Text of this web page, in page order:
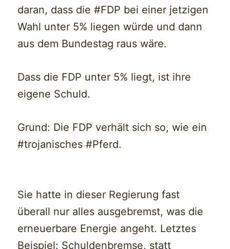
daran, dass die #FDP bei einer jetzigen
Wahl unter 5% liegen würde und dann
aus dem Bundestag raus wäre.
Dass die FDP unter 5% liegt, ist ihre
eigene Schuld.
Grund: Die FDP verhält sich so, wie ein
#trojanisches #Pferd.
Sie hatte in dieser Regierung fast
überall nur alles ausgebremst, was die
erneuerbare Energie angeht. Letztes
Beispiel: Schuldenbremse, statt